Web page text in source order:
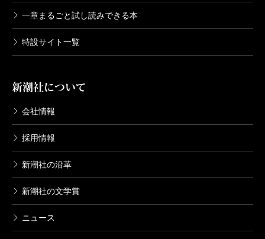
一章まるごと試し読みできる本
特設サイト一覧
新潮社について
会社情報
採用情報
新潮社の沿革
新潮社の文学賞
ニュース